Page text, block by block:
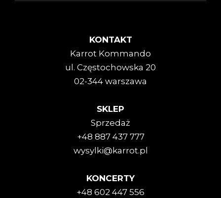
KONTAKT
Karrot Kommando
ul. Częstochowska 20
02-344 warszawa
SKLEP
Sprzedaż
+48 887 437 777
wysylki@karrot.pl
KONCERTY
+48 602 447 556